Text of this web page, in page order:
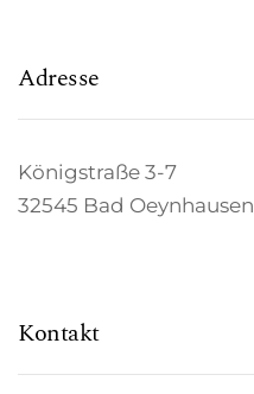
Adresse
Königstraße 3-7
32545 Bad Oeynhausen
Kontakt